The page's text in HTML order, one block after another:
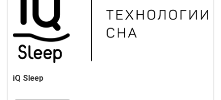
iQ Sleep